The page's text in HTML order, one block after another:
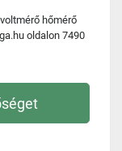
hőmérő
oldalon 7490